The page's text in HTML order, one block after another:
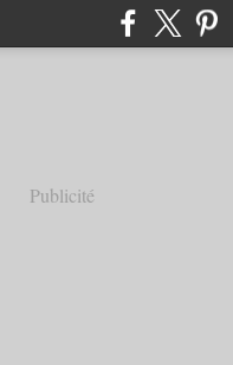
Publicité